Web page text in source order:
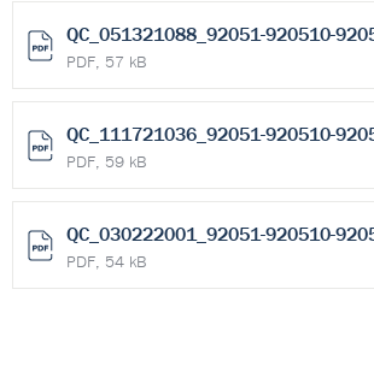
QC_051321088_92051-920510-
PDF, 57 kB
QC_111721036_92051-920510-
PDF, 59 kB
QC_030222001_92051-920510-
PDF, 54 kB